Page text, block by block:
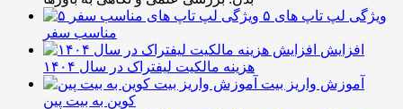
۵ ویژگی لپ تاپ های
مناسب سفر
افزایش
هزینه مالکیت لیفتراک در سال ۱۴۰۴
آموزش واریز بیت
کوین به بیت پین